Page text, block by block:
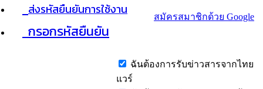
ส่งรหัสยืนยันการใช้งาน
กรอกรหัสยืนยัน
สมัครสมาชิกด้วย Google
ฉันต้องการรับข่าวสารจากไทย
แวร์